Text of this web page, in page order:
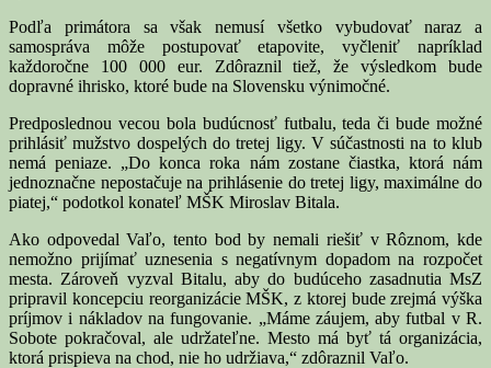
Podľa primátora sa však nemusí všetko vybudovať naraz a
samospráva môže postupovať etapovite, vyčleniť napríklad
každoročne 100 000 eur. Zdôraznil tiež, že výsledkom bude
dopravné ihrisko, ktoré bude na Slovensku výnimočné.
Predposlednou vecou bola budúcnosť futbalu, teda či bude možné
prihlásiť mužstvo dospelých do tretej ligy. V súčastnosti na to klub
nemá peniaze. „Do konca roka nám zostane čiastka, ktorá nám
jednoznačne nepostačuje na prihlásenie do tretej ligy, maximálne do
piatej,“ podotkol konateľ MŠK Miroslav Bitala.
Ako odpovedal Vaľo, tento bod by nemali riešiť v Rôznom, kde
nemožno prijímať uznesenia s negatívnym dopadom na rozpočet
mesta. Zároveň vyzval Bitalu, aby do budúceho zasadnutia MsZ
pripravil koncepciu reorganizácie MŠK, z ktorej bude zrejmá výška
príjmov i nákladov na fungovanie. „Máme záujem, aby futbal v R.
Sobote pokračoval, ale udržateľne. Mesto má byť tá organizácia,
ktorá prispieva na chod, nie ho udržiava,“ zdôraznil Vaľo.